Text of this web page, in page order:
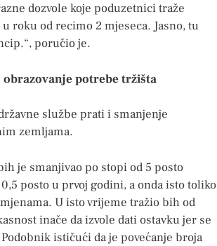
dozvole koje poduzetnici traže
roku od recimo 2 mjeseca. Jasno, tu
poručio je.
potrebe tržišta
službe prati i smanjenje
zemljama.
je smanjivao po stopi od 5 posto
posto u prvoj godini, a onda isto toliko
U isto vrijeme tražio bih od
inače da izvole dati ostavku jer se
ističući da je povećanje broja